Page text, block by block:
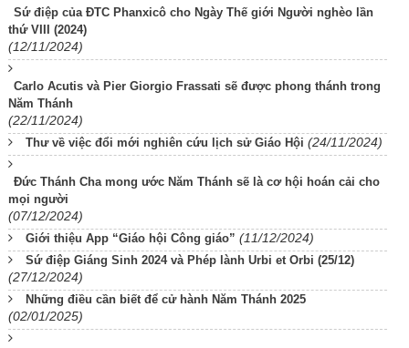
Sứ điệp của ĐTC Phanxicô cho Ngày Thế giới Người nghèo lần
thứ VIII (2024)
(12/11/2024)
Carlo Acutis và Pier Giorgio Frassati sẽ được phong thánh trong
Năm Thánh
(22/11/2024)
Thư về việc đổi mới nghiên cứu lịch sử Giáo Hội (24/11/2024)
Đức Thánh Cha mong ước Năm Thánh sẽ là cơ hội hoán cải cho
mọi người
(07/12/2024)
Giới thiệu App “Giáo hội Công giáo” (11/12/2024)
Sứ điệp Giáng Sinh 2024 và Phép lành Urbi et Orbi (25/12)
(27/12/2024)
Những điều cần biết để cử hành Năm Thánh 2025
(02/01/2025)